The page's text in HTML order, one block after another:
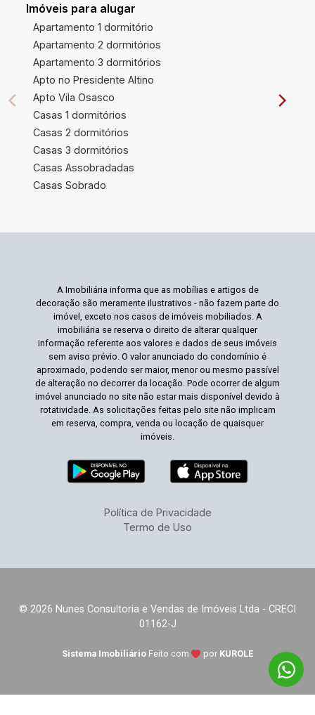
Imóveis para alugar
Apartamento 1 dormitório
Apartamento 2 dormitórios
Apartamento 3 dormitórios
Apto no Presidente Altino
Apto Vila Osasco
Casas 1 dormitórios
Casas 2 dormitórios
Casas 3 dormitórios
Casas Assobradadas
Casas Sobrado
A Imobiliária informa que as mobílias e artigos de
decoração são meramente ilustrativos - não fazem parte do
imóvel, exceto nos casos de imóveis mobiliados. A
imobiliária se reserva o direito de alterar qualquer
informação referente aos valores e dados de seus imóveis
sem aviso prévio. O valor anunciado do condomínio é
aproximado, podendo ser maior, menor ou mesmo passível
de alteração no decorrer da locação. Pode ocorrer de algum
imóvel anunciado no site não estar mais disponível devido à
rotatividade. As solicitações feitas pelo site não implicam
em reserva, compra, venda ou locação de quaisquer
imóveis.
Política de Privacidade
Termo de Uso
© 2026 Nunes Consultoria e Vendas de Imóveis Ltda - CRECI
01162-J
Sistema Imobiliário Feito com por KUROLE